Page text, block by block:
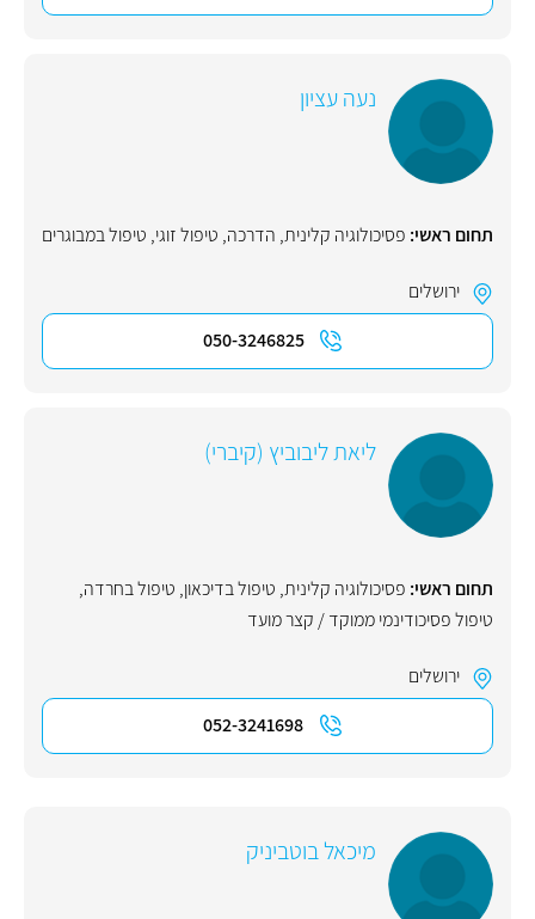
נעה עציון
תחום ראשי: פסיכולוגיה קלינית, הדרכה, טיפול זוגי, טיפול במבוגרים
ירושלים
050-3246825
ליאת ליבוביץ (קיברי)
תחום ראשי: פסיכולוגיה קלינית, טיפול בדיכאון, טיפול בחרדה,
טיפול פסיכודינמי ממוקד / קצר מועד
ירושלים
052-3241698
מיכאל בוטביניק